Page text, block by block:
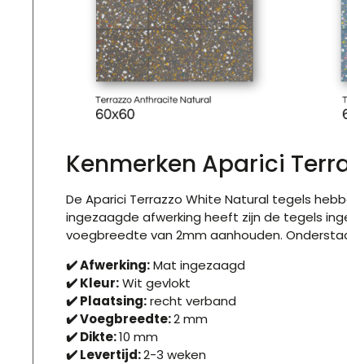
Kenmerken Aparici
De Aparici Terrazzo White Natural tegels
ingezaagde afwerking heeft zijn de tegels
voegbreedte van 2mm aanhouden.
✔️ Afwerking:Mat ingezaagd
✔️ Kleur:Wit gevlokt
✔️ Plaatsing:recht verband
✔️ Voegbreedte:2mm
✔️ Dikte:10 mm
✔️ Levertijd:2-3 weken